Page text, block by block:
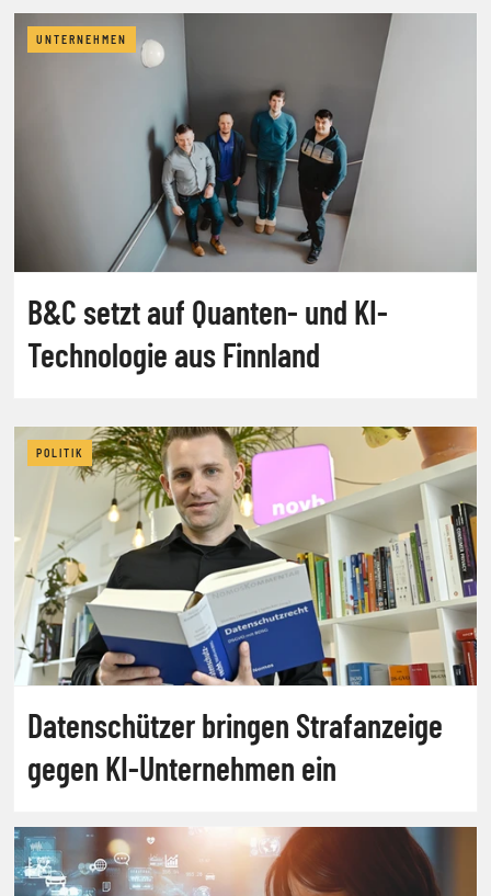
UNTERNEHMEN
B&C setzt auf Quanten- und KI-
Technologie aus Finnland
POLITIK
Datenschützer bringen Strafanzeige
gegen KI-Unternehmen ein